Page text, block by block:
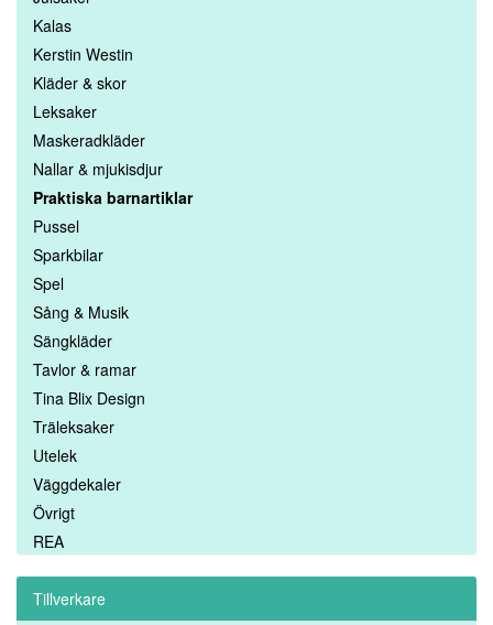
Kalas
Kerstin Westin
Kläder & skor
Leksaker
Maskeradkläder
Nallar & mjukisdjur
Praktiska barnartiklar
Pussel
Sparkbilar
Spel
Sång & Musik
Sängkläder
Tavlor & ramar
Tina Blix Design
Träleksaker
Utelek
Väggdekaler
Övrigt
REA
Tillverkare